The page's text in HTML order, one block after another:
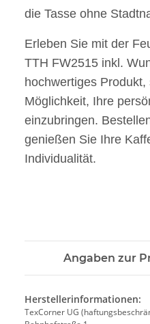
die Tasse ohne
Erleben Sie mit der
TTH FW2515 inkl.
hochwertiges
Möglichkeit, Ihre
einzubringen.
genießen Sie Ihre
Individualität.
Angaben zur
Herstellerinformationen:
TexCorner UG